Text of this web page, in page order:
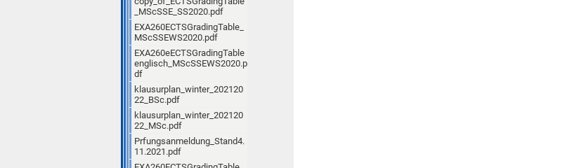
_MScSSE_SS2020.pdf
EXA260ECTSGradingTable_
MScSSEWS2020.pdf
EXA260eECTSGradingTable
englisch_MScSSEWS2020.p
df
klausurplan_winter_202120
22_BSc.pdf
klausurplan_winter_202120
22_MSc.pdf
Prfungsanmeldung_Stand4.
11.2021.pdf